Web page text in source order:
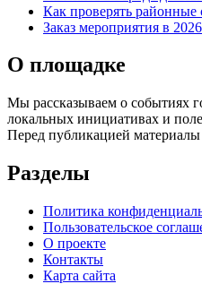
Как проверять
Заказ мероприятия в
О площадке
Мы рассказываем о событиях
локальных инициативах и
Перед публикацией материалы
Разделы
Политика
Пользовательское
О проекте
Контакты
Карта сайта